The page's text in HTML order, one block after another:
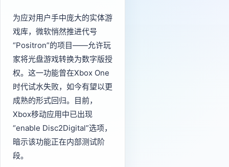
为应对用户手中庞大的实体游
戏库，微软悄然推进代号
“Positron”的项目——允许玩
家将光盘游戏转换为数字版授
权。这一功能曾在Xbox One
时代试水失败，如今有望以更
成熟的形式回归。目前，
Xbox移动应用中已出现
“enable Disc2Digital”选项，
暗示该功能正在内部测试阶
段。